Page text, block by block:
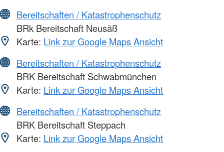
Bereitschaften / Katastrophenschutz
BRk Bereitschaft Neusäß
Karte: Link zur Google Maps Ansicht
Bereitschaften / Katastrophenschutz
BRK Bereitschaft Schwabmünchen
Karte: Link zur Google Maps Ansicht
Bereitschaften / Katastrophenschutz
BRK Bereitschaft Steppach
Karte: Link zur Google Maps Ansicht